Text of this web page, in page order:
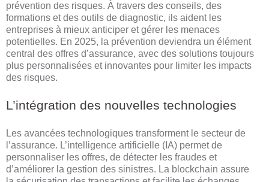
prévention des risques. À travers des conseils, des
formations et des outils de diagnostic, ils aident les
entreprises à mieux anticiper et gérer les menaces
potentielles. En 2025, la prévention deviendra un élément
central des offres d’assurance, avec des solutions toujours
plus personnalisées et innovantes pour limiter les impacts
des risques.
L’intégration des nouvelles technologies
Les avancées technologiques transforment le secteur de
l’assurance. L’intelligence artificielle (IA) permet de
personnaliser les offres, de détecter les fraudes et
d’améliorer la gestion des sinistres. La blockchain assure